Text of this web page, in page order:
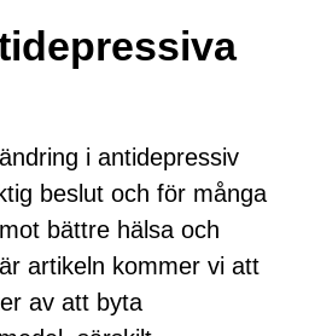
i antidepressiv
beslut och för många
bättre hälsa och
artikeln kommer vi att
av att byta